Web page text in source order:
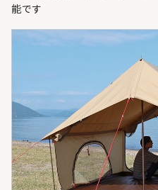
能です